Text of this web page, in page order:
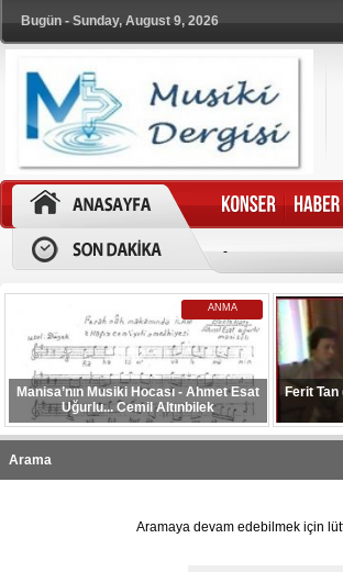
Bugün - Sunday, August 9, 2026
-
ANMA
Manisa’nın Musiki Hocası - Ahmet Esat
Uğurlu... Cemil Altınbilek
Ferit Tan
Arama
Aramaya devam edebilmek için